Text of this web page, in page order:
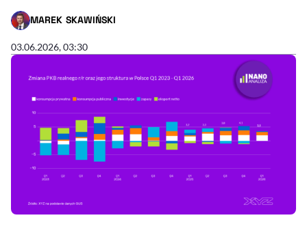
MAREK SKAWIŃSKI
- AUTOR ARTYKUŁU - PROFIL
03.06.2026, 03:30